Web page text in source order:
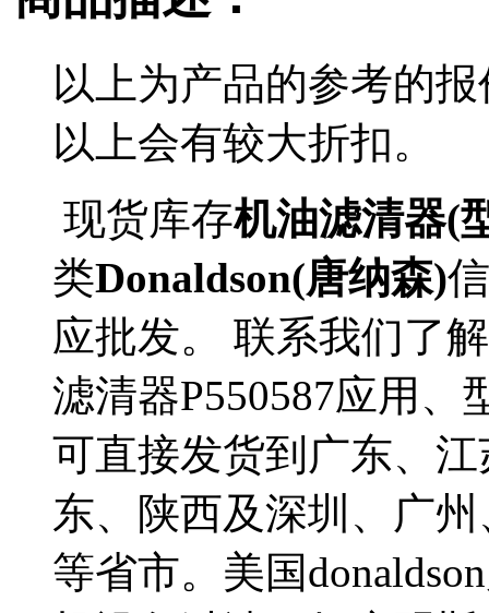
以上为产品的参考的
以上会有较大折扣。
现货库存机油滤清器(
类Donaldson(唐纳森)
应批发。 联系我们了
滤清器P550587应用、
可直接发货到广东、
东、陕西及深圳、广
等省市。美国